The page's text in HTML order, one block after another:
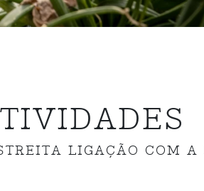
LIGAÇÃO COM A